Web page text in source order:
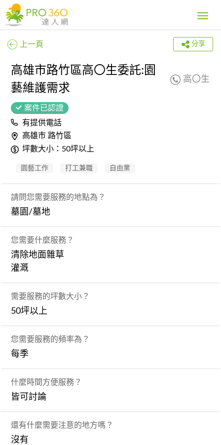
Toggle
上一頁 分享
高雄市路竹區高〇生委託:園
藝維護需求
高〇生
案件已認證
有提供電話
高雄市 路竹區
坪數大小：50坪以上
園藝工作 打工兼職 自由業
請問您需要服務的地點為？
墓園/墓地
您需要什麼服務？
清除地面雜草
灌溉
需要服務的坪數大小？
50坪以上
您需要服務的頻率為？
每季
什麼時間方便服務？
皆可討論
還有什麼需要注意的地方嗎？
沒有